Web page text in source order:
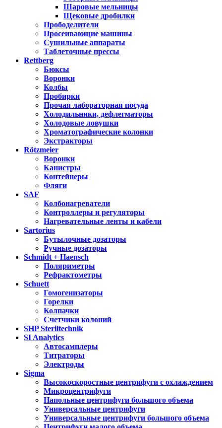
Шаровые мельницы
Щековые дробилки
Прободелители
Просеивающие машины
Сушильные аппараты
Таблеточные прессы
Rettberg
Бюксы
Воронки
Колбы
Пробирки
Прочая лабораторная посуда
Холодильники, дефлегматоры
Холодовые ловушки
Хроматографические колонки
Экстракторы
Rötzmeier
Воронки
Канистры
Контейнеры
Фляги
SAF
Колбонагреватели
Контроллеры и регуляторы
Нагревательные ленты и кабели
Sartorius
Бутылочные дозаторы
Ручные дозаторы
Schmidt + Haensch
Поляриметры
Рефрактометры
Schuett
Гомогенизаторы
Горелки
Колпачки
Счетчики колоний
SHP Steriltechnik
SI Analytics
Автосамплеры
Титраторы
Электроды
Sigma
Высокоскоростные центрифуги с охлаждением
Микроцентрифуги
Напольные центрифуги большого объема
Универсальные центрифуги
Универсальные центрифуги большого объема